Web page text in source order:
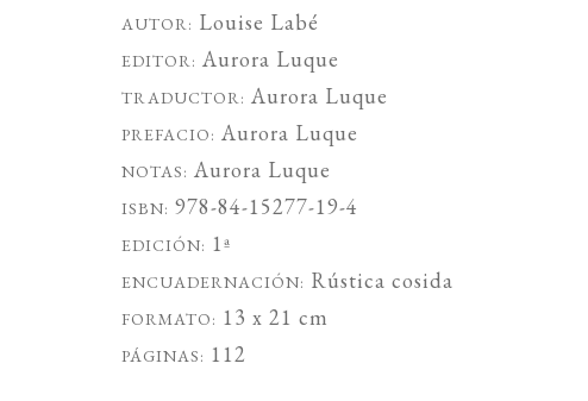
AUTOR: Louise Labé
EDITOR: Aurora Luque
TRADUCTOR: Aurora Luque
PREFACIO: Aurora Luque
NOTAS: Aurora Luque
ISBN: 978-84-15277-19-4
EDICIÓN: 1ª
ENCUADERNACIÓN: Rústica cosida
FORMATO: 13 x 21 cm
PÁGINAS: 112